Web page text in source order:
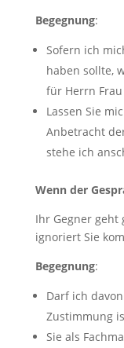
Begegnung:
Sofern ich
haben sollte,
für Herrn Frau
Lassen Sie
Anbetracht
stehe ich
Wenn der
Ihr Gegner geht
ignoriert Sie
Begegnung:
Darf ich
Zustimmung
Sie als